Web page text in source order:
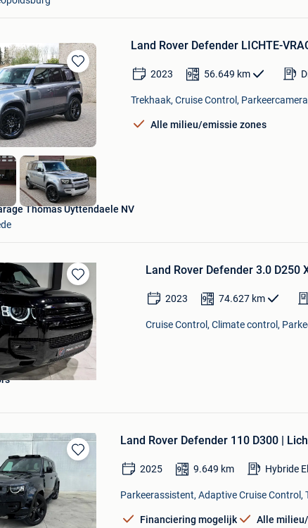
Bewaren
in
Mijn
Favorieten
Land Rover Defender LICHTE-
2023 56.649 km
Trekhaak, Cruise Control,
Alle milieu/emissie zones
Thomas Uyttendaele NV
Bewaren
in
Mijn
Favorieten
Land Rover Defender 3.0 D250
2023 74.627 km
Cruise Control, Climate control,
Bewaren
Mijn
Favorieten
Land Rover Defender 110 D300 |
2025 9.649 km Hybride
Parkeerassistent, Adaptive Cruise Control,
Financiering mogelijk Alle